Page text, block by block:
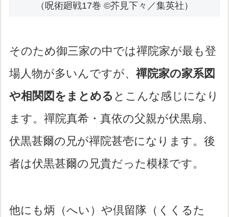
（呪術廻戦17巻 ©芥見下々／集英社）
そのため御三家の中では禪院家が最も登
場人物が多いんですが、禪院家の家系図
や相関図をまとめる とこんな感じになり
ます。禪院真希・真依の父親が伏黒扇、
伏黒甚爾の兄が禪院甚壱になります。後
者は伏黒甚爾の兄貴だった模様です。
他にも炳（へい）や倶留隊（くくるた